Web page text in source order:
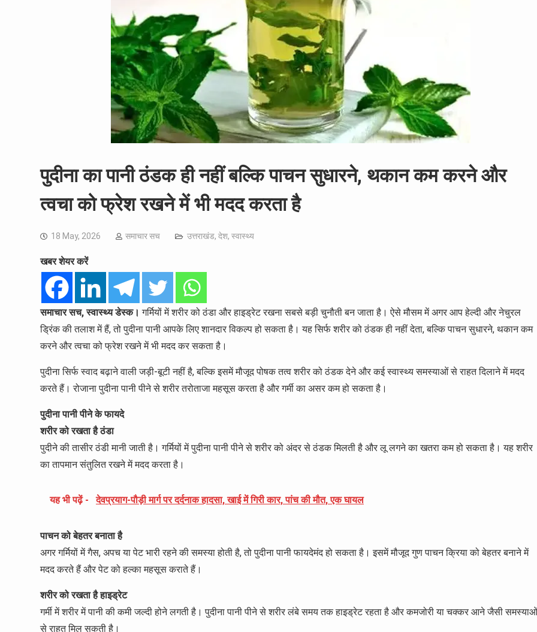
पुदीना का पानी ठंडक ही नहीं बल्कि पाचन सुधारने, थकान कम करने और
त्वचा को फ्रेश रखने में भी मदद करता है
18 May, 2026 समाचार सच उत्तराखंड, देश, स्वास्थ्य
खबर शेयर करें
समाचार सच, स्वास्थ्य डेस्क। गर्मियों में शरीर को ठंडा और हाइड्रेट रखना सबसे बड़ी चुनौती बन जाता है। ऐसे मौसम में अगर आप हेल्दी और नेचुरल
ड्रिंक की तलाश में हैं, तो पुदीना पानी आपके लिए शानदार विकल्प हो सकता है। यह सिर्फ शरीर को ठंडक ही नहीं देता, बल्कि पाचन सुधारने, थकान कम
करने और त्वचा को फ्रेश रखने में भी मदद कर सकता है।
पुदीना सिर्फ स्वाद बढ़ाने वाली जड़ी-बूटी नहीं है, बल्कि इसमें मौजूद पोषक तत्व शरीर को ठंडक देने और कई स्वास्थ्य समस्याओं से राहत दिलाने में मदद
करते हैं। रोजाना पुदीना पानी पीने से शरीर तरोताजा महसूस करता है और गर्मी का असर कम हो सकता है।
पुदीना पानी पीने के फायदे
शरीर को रखता है ठंडा
पुदीने की तासीर ठंडी मानी जाती है। गर्मियों में पुदीना पानी पीने से शरीर को अंदर से ठंडक मिलती है और लू लगने का खतरा कम हो सकता है। यह शरीर
का तापमान संतुलित रखने में मदद करता है।
यह भी पढ़ें - देवप्रयाग-पौड़ी मार्ग पर दर्दनाक हादसा, खाई में गिरी कार, पांच की मौत, एक घायल
पाचन को बेहतर बनाता है
अगर गर्मियों में गैस, अपच या पेट भारी रहने की समस्या होती है, तो पुदीना पानी फायदेमंद हो सकता है। इसमें मौजूद गुण पाचन क्रिया को बेहतर बनाने में
मदद करते हैं और पेट को हल्का महसूस कराते हैं।
शरीर को रखता है हाइड्रेट
गर्मी में शरीर में पानी की कमी जल्दी होने लगती है। पुदीना पानी पीने से शरीर लंबे समय तक हाइड्रेट रहता है और कमजोरी या चक्कर आने जैसी समस्याओं
से राहत मिल सकती है।